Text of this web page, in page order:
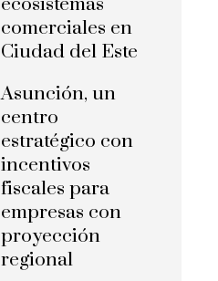
comerciales en
Ciudad del Este
Asunción, un
centro
estratégico con
incentivos
fiscales para
empresas con
proyección
regional